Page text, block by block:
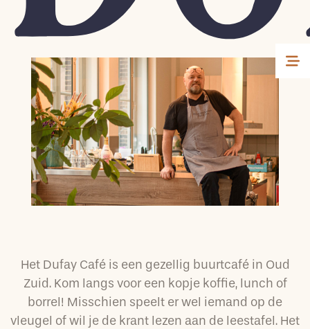
Het Dufay Café is een gezellig buurtcafé in Oud
Zuid. Kom langs voor een kopje koffie, lunch of
borrel! Misschien speelt er wel iemand op de
vleugel of wil je de krant lezen aan de leestafel. Het